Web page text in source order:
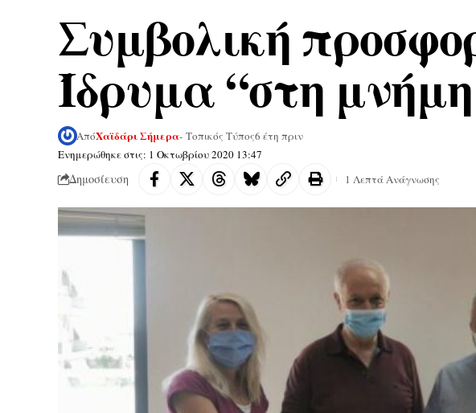
Συμβολική
Ίδρυμα “στη
Ενημερώθηκε στις: 1 Οκτωβρίου 2020 13:47
ΑπόΧαϊδάρι Σήμερα- Τοπικός Τύπος6 έτη πριν
Δημοσίευση 1 Λεπτά Ανάγνωσης